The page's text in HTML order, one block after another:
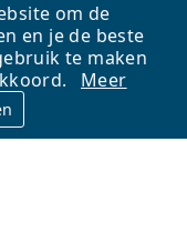
om de
en je de beste
te maken
Meer
Ga omhoog
door Lentiamo s.r.o.,
jou.